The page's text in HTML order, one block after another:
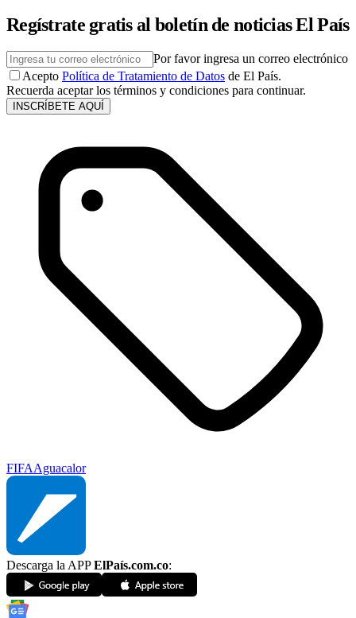
Regístrate gratis al boletín de noticias El País
Por favor ingresa un correo electrónico
Acepto Política de Tratamiento de Datos de El País.
Recuerda aceptar los términos y condiciones para continuar.
INSCRÍBETE AQUÍ
FIFAAguacalor
Descarga la APPElPaís.com.co: